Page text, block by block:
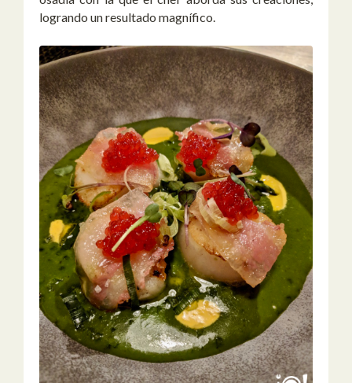
logrando un resultado magnífico.